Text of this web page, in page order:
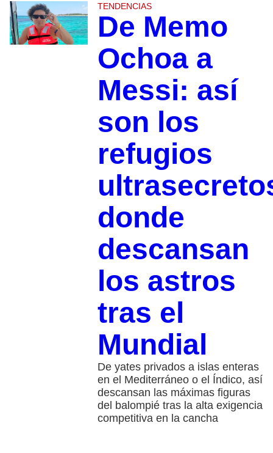
TENDENCIAS
De Memo
Ochoa a
Messi: así
son los
refugios
donde
descansan
los astros
tras el
Mundial
De yates privados a islas enteras
en el Mediterráneo o el Índico, así
descansan las máximas figuras
del balompié tras la alta exigencia
competitiva en la cancha